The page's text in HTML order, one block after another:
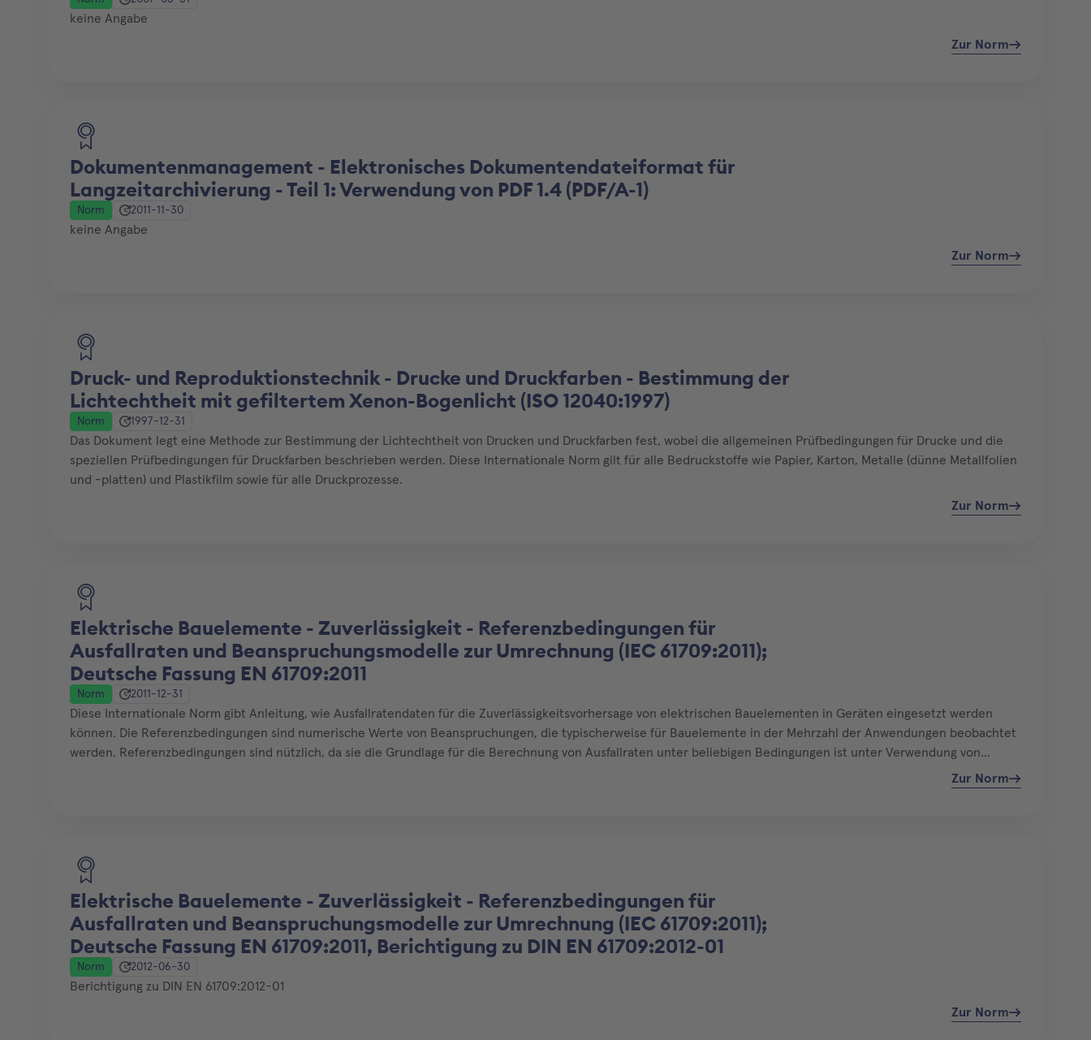
keine Angabe
Zur Norm
Dokumentenmanagement - Elektronisches Dokumentendateiformat für
Langzeitarchivierung - Teil 1: Verwendung von PDF 1.4 (PDF/A-1)
Norm 2011-11-30
keine Angabe
Zur Norm
Druck- und Reproduktionstechnik - Drucke und Druckfarben - Bestimmung der
Lichtechtheit mit gefiltertem Xenon-Bogenlicht (ISO 12040:1997)
Norm 1997-12-31
Das Dokument legt eine Methode zur Bestimmung der Lichtechtheit von Drucken und Druckfarben fest, wobei die allgemeinen Prüfbedingungen für Drucke und die
speziellen Prüfbedingungen für Druckfarben beschrieben werden. Diese Internationale Norm gilt für alle Bedruckstoffe wie Papier, Karton, Metalle (dünne Metallfolien
und -platten) und Plastikfilm sowie für alle Druckprozesse.
Zur Norm
Elektrische Bauelemente - Zuverlässigkeit - Referenzbedingungen für
Ausfallraten und Beanspruchungsmodelle zur Umrechnung (IEC 61709:2011);
Deutsche Fassung EN 61709:2011
Norm 2011-12-31
Diese Internationale Norm gibt Anleitung, wie Ausfallratendaten für die Zuverlässigkeitsvorhersage von elektrischen Bauelementen in Geräten eingesetzt werden
können. Die Referenzbedingungen sind numerische Werte von Beanspruchungen, die typischerweise für Bauelemente in der Mehrzahl der Anwendungen beobachtet
werden. Referenzbedingungen sind nützlich, da sie die Grundlage für die Berechnung von Ausfallraten unter beliebigen Bedingungen ist unter Verwendung von
Zur Norm
Elektrische Bauelemente - Zuverlässigkeit - Referenzbedingungen für
Ausfallraten und Beanspruchungsmodelle zur Umrechnung (IEC 61709:2011);
Deutsche Fassung EN 61709:2011, Berichtigung zu DIN EN 61709:2012-01
Norm 2012-06-30
Berichtigung zu DIN EN 61709:2012-01
Zur Norm